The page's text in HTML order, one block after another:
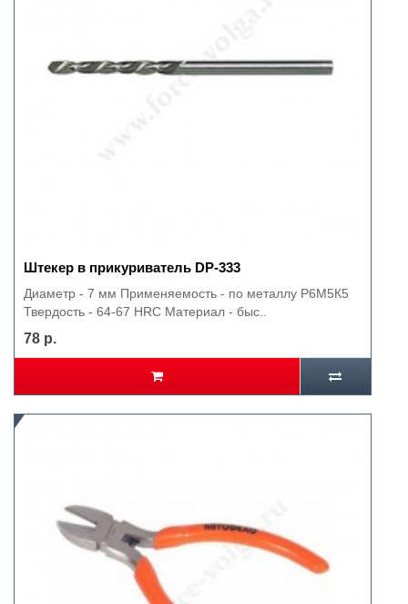
Штекер в прикуриватель DP-333
Диаметр - 7 мм Применяемость - по металлу Р6М5К5
Твердость - 64-67 HRC Материал - быс..
78 р.